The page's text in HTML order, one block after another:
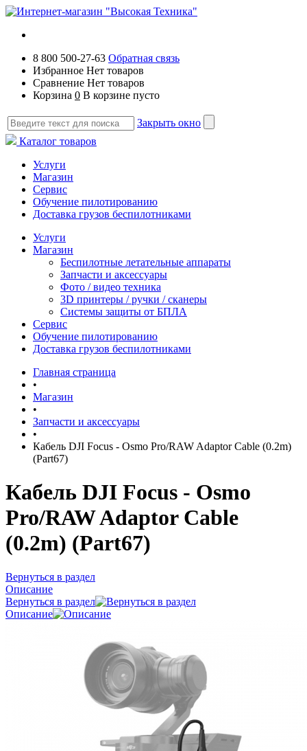
8 800 500-27-63 Обратная связь
Избранное Нет товаров
Сравнение Нет товаров
Корзина 0 В корзине пусто
Закрыть окно
Каталог товаров
Услуги
Магазин
Сервис
Обучение пилотированию
Доставка грузов беспилотниками
Услуги
Магазин
Беспилотные летательные аппараты
Запчасти и аксессуары
Фото / видео техника
3D принтеры / ручки / сканеры
Системы защиты от БПЛА
Сервис
Обучение пилотированию
Доставка грузов беспилотниками
Главная страница
•
Магазин
•
Запчасти и аксессуары
•
Кабель DJI Focus - Osmo Pro/RAW Adaptor Cable (0.2m)
(Part67)
Кабель DJI Focus - Osmo
Pro/RAW Adaptor Cable
(0.2m) (Part67)
Вернуться в раздел
Описание
Вернуться в раздел
Описание